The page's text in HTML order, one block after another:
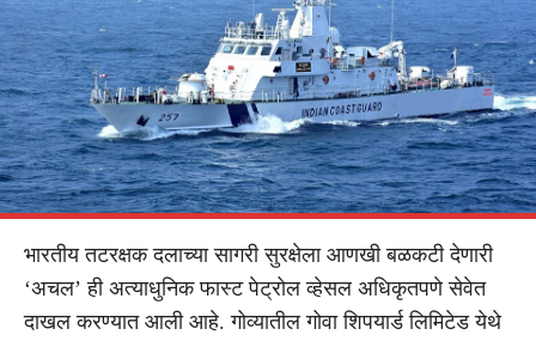
भारतीय तटरक्षक दलाच्या सागरी सुरक्षेला आणखी बळकटी देणारी
‘अचल’ ही अत्याधुनिक फास्ट पेट्रोल व्हेसल अधिकृतपणे सेवेत
दाखल करण्यात आली आहे. गोव्यातील गोवा शिपयार्ड लिमिटेड येथे